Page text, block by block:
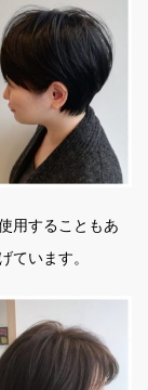
用することもあ
ています。